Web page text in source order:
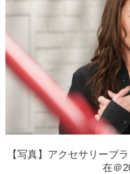
【写真】アクセサリーブ
在＠